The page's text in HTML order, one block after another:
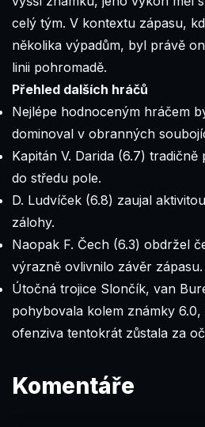
celý tým. V kontextu zápasu,
několika výpadům, byl právě
linii pohromadě.
Přehled dalších hráčů
Nejlépe hodnoceným hráčem
dominoval v obranných
Kapitán V. Darida (6.7)
do středu pole.
D. Ludvíček (6.8) zaujal
zálohy.
Naopak F. Čech (6.3) obdržel
výrazně ovlivnilo závěr zápasu.
Útočná trojice Slončík, van
pohybovala kolem známky
ofenziva tentokrát zůstala za
Komentáře